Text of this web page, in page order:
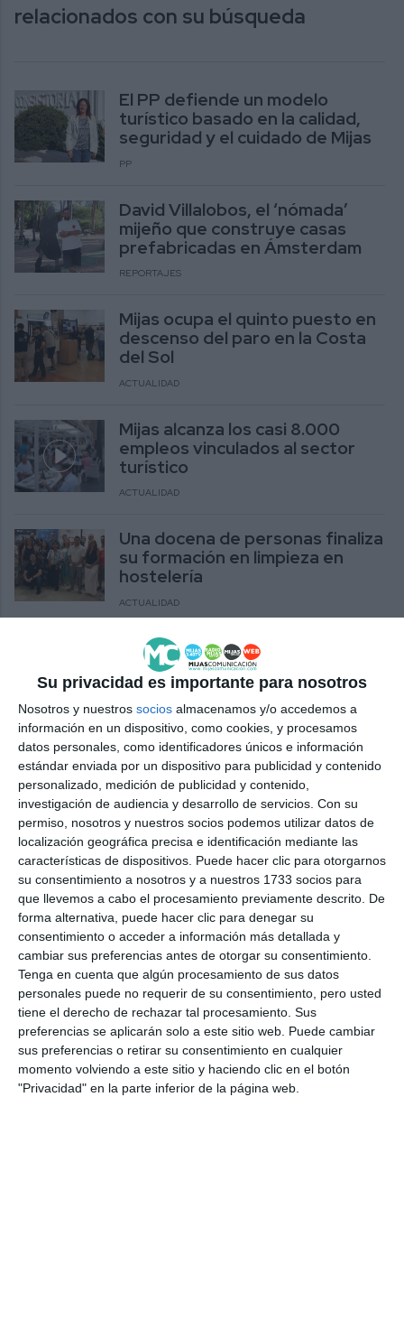
Su privacidad es importante para nosotros
Nosotros y nuestros socios almacenamos y/o accedemos a
información en un dispositivo, como cookies, y procesamos
datos personales, como identificadores únicos e información
estándar enviada por un dispositivo para publicidad y contenido
personalizado, medición de publicidad y contenido,
investigación de audiencia y desarrollo de servicios. Con su
permiso, nosotros y nuestros socios podemos utilizar datos de
localización geográfica precisa e identificación mediante las
características de dispositivos. Puede hacer clic para otorgarnos
su consentimiento a nosotros y a nuestros 1733 socios para
que llevemos a cabo el procesamiento previamente descrito. De
forma alternativa, puede hacer clic para denegar su
consentimiento o acceder a información más detallada y
cambiar sus preferencias antes de otorgar su consentimiento.
Tenga en cuenta que algún procesamiento de sus datos
personales puede no requerir de su consentimiento, pero usted
tiene el derecho de rechazar tal procesamiento. Sus
preferencias se aplicarán solo a este sitio web. Puede cambiar
sus preferencias o retirar su consentimiento en cualquier
momento volviendo a este sitio y haciendo clic en el botón
"Privacidad" en la parte inferior de la página web.
relacionados con su búsqueda
El PP defiende un modelo
turístico basado en la calidad,
seguridad y el cuidado de Mijas
PP
David Villalobos, el ‘nómada’
mijeño que construye casas
prefabricadas en Ámsterdam
REPORTAJES
Mijas ocupa el quinto puesto en
descenso del paro en la Costa
del Sol
ACTUALIDAD
Mijas alcanza los casi 8.000
empleos vinculados al sector
turístico
ACTUALIDAD
Una docena de personas finaliza
su formación en limpieza en
hostelería
ACTUALIDAD
Desempleados del municipio
finalizan el curso de Comercio y
Marketing de la UMA
ACTUALIDAD
Por Mi Pueblo destaca “la
evolución positiva” del empleo
en Mijas
POR MI PUEBLO
PMP destaca que impulsa
nuevas oportunidades de
formación y empleo para los
mijeños
POR MI PUEBLO
Comienza una nueva edición del
programa Aprende Volando con
formación en Linkedin